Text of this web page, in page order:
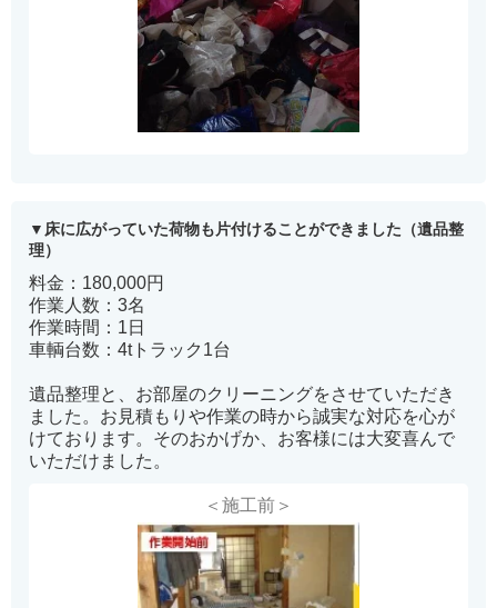
床に広がっていた荷物も片付けることができました（遺品整
理）
料金：180,000円
作業人数：3名
作業時間：1日
車輌台数：4tトラック1台
遺品整理と、お部屋のクリーニングをさせていただき
ました。お見積もりや作業の時から誠実な対応を心が
けております。そのおかげか、お客様には大変喜んで
いただけました。
＜施工前＞